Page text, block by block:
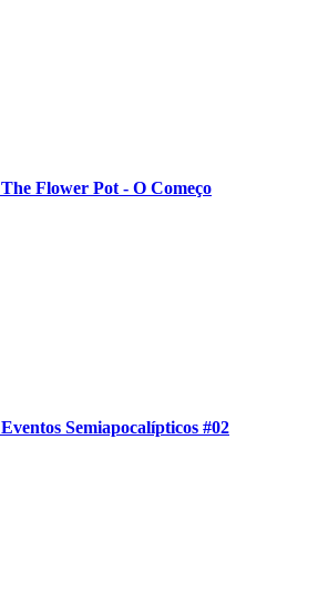
The Flower Pot - O Começo
Eventos Semiapocalípticos #02